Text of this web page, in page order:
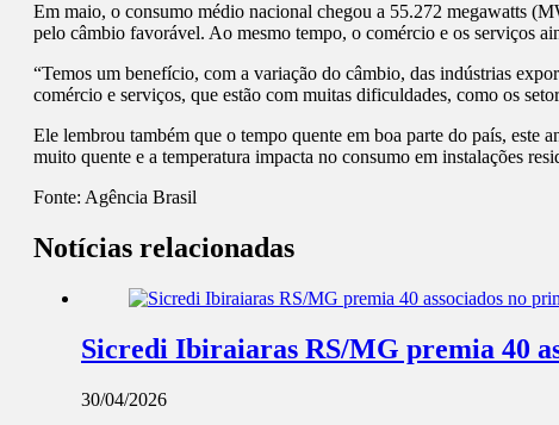
Em maio, o consumo médio nacional chegou a 55.272 megawatts
pelo câmbio favorável. Ao mesmo tempo, o comércio e os serviços
“Temos um benefício, com a variação do câmbio, das indústrias
comércio e serviços, que estão com muitas dificuldades, como os
Ele lembrou também que o tempo quente em boa parte do país,
muito quente e a temperatura impacta no consumo em instalações
Fonte: Agência Brasil
Notícias relacionadas
Sicredi Ibiraiaras RS/MG premia 40
30/04/2026